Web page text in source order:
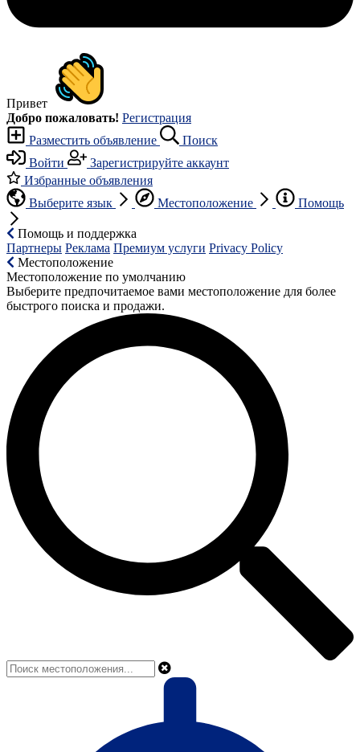
Привет
Добро пожаловать! Регистрация
Разместить объявление
Поиск
Войти
Зарегистрируйте аккаунт
Избранные объявления
Выберите язык
Местоположение Помощь
Помощь и поддержка
Партнеры Реклама Премиум услуги Privacy Policy
Местоположение
Местоположение по умолчанию
Выберите предпочитаемое вами местоположение для более
быстрого поиска и продажи.